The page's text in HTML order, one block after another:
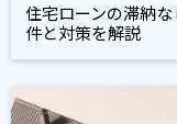
住宅ローンの滞納
件と対策を解説